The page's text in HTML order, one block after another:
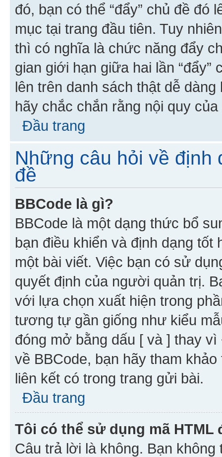
đó, bạn có thể “đẩy” chủ đề đó
mục tại trang đầu tiên. Tuy
thì có nghĩa là chức năng đẩy
gian giới hạn giữa hai lần “đẩy”
lên trên danh sách thật dễ
hãy chắc chắn rằng nội quy
Đầu trang
Những câu hỏi về định
đề
BBCode là gì?
BBCode là một dạng thức bổ
bạn điều khiển và định dạng
một bài viết. Việc bạn có sử
quyết định của người quản trị.
với lựa chọn xuất hiện trong
tương tự gần giống như kiểu
đóng mở bằng dấu [ và ] thay
về BBCode, bạn hãy tham
liên kết có trong trang gửi bài.
Đầu trang
Tôi có thể sử dụng mã
Câu trả lời là không. Bạn